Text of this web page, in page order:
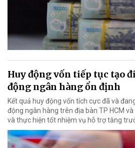
Huy động vốn tiếp tục tạo
động ngân hàng ổn định
Kết quả huy động vốn tích cực đã và
động ngân hàng trên địa bàn TP HCM
và thực hiện tốt nhiệm vụ hỗ trợ tăng